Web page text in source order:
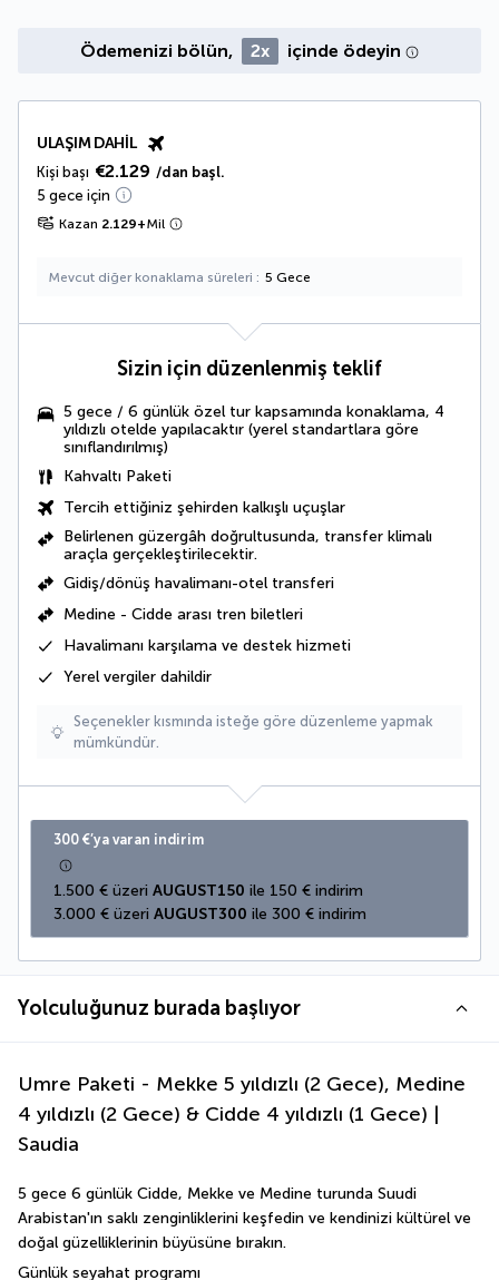
Ödemenizi bölün, 2x içinde ödeyin
ULAŞIM DAHIL
Kişi başı €2.129 /dan başl.
5 gece için
Kazan 2.129+Mil
Mevcut diğer konaklama süreleri 5 Gece
Sizin için düzenlenmiş teklif
5 gece / 6 günlük özel tur kapsamında konaklama, 4
yıldızlı otelde yapılacaktır (yerel standartlara göre
sınıflandırılmış)
Kahvaltı Paketi
Tercih ettiğiniz şehirden kalkışlı uçuşlar
Belirlenen güzergâh doğrultusunda, transfer klimalı
araçla gerçekleştirilecektir.
Gidiş/dönüş havalimanı-otel transferi
Medine - Cidde arası tren biletleri
Havalimanı karşılama ve destek hizmeti
Yerel vergiler dahildir
Seçenekler kısmında isteğe göre düzenleme yapmak
mümkündür.
300 €’ya varan indirim
1.500 € üzeri AUGUST150 ile 150 € indirim
3.000 € üzeri AUGUST300 ile 300 € indirim
Yolculuğunuz burada başlıyor
Umre Paketi - Mekke 5 yıldızlı (2 Gece), Medine
4 yıldızlı (2 Gece) & Cidde 4 yıldızlı (1 Gece) |
Saudia
5 gece 6 günlük Cidde, Mekke ve Medine turunda Suudi
Arabistan'ın saklı zenginliklerini keşfedin ve kendinizi kültürel ve
doğal güzelliklerinin büyüsüne bırakın.
Günlük seyahat programı